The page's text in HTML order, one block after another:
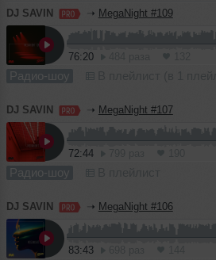
DJ SAVIN ➝ MegaNight #109
76:20
Радио-шоу
DJ SAVIN ➝ MegaNight #107
72:44
Радио-шоу
DJ SAVIN ➝ MegaNight #106
83:43